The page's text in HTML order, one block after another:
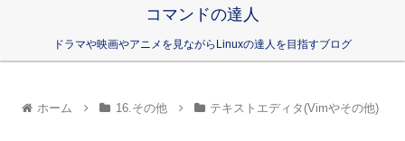
コマンドの達人
ドラマや映画やアニメを見ながらLinuxの達人を目指すブログ
ホーム 16.その他 テキストエディタ(Vimやその他)